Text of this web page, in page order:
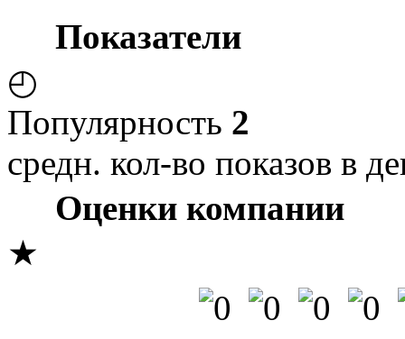
Показатели
◴
Популярность 2
средн. кол-во показов в
Оценки компании
★